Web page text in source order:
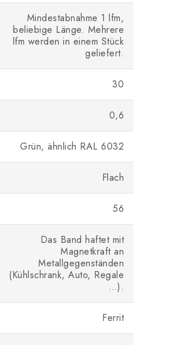
Mindestabnahme 1 lfm,
beliebige Länge. Mehrere
lfm werden in einem Stück
geliefert.
30
0,6
Grün, ähnlich RAL 6032
Flach
56
Das Band haftet mit
Magnetkraft an
Metallgegenständen
(Kühlschrank, Auto, Regale
…).
Ferrit